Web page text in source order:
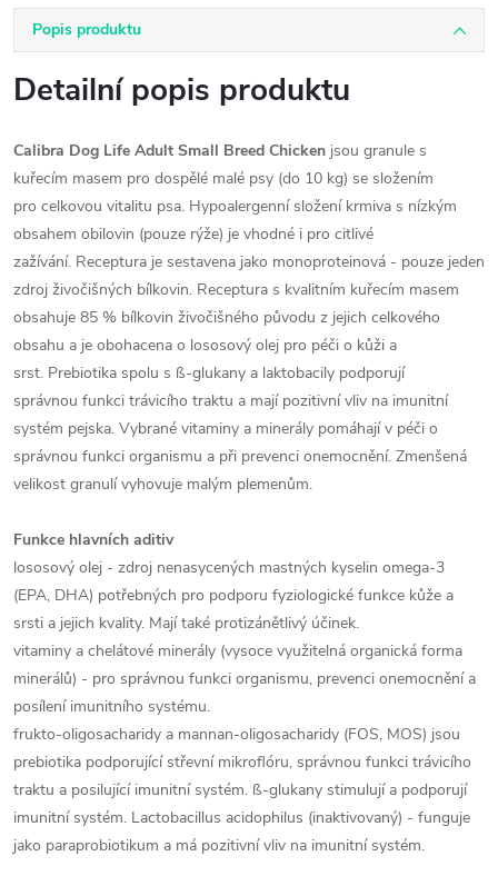
Popis produktu
Detailní popis produktu
Calibra Dog Life Adult Small Breed Chicken jsou granule s
kuřecím masem pro dospělé malé psy (do 10 kg) se složením
pro celkovou vitalitu psa. Hypoalergenní složení krmiva s nízkým
obsahem obilovin (pouze rýže) je vhodné i pro citlivé
zažívání. Receptura je sestavena jako monoproteinová - pouze jeden
zdroj živočišných bílkovin. Receptura s kvalitním kuřecím masem
obsahuje 85 % bílkovin živočišného původu z jejich celkového
obsahu a je obohacena o lososový olej pro péči o kůži a
srst. Prebiotika spolu s ß-glukany a laktobacily podporují
správnou funkci trávicího traktu a mají pozitivní vliv na imunitní
systém pejska. Vybrané vitaminy a minerály pomáhají v péči o
správnou funkci organismu a při prevenci onemocnění. Zmenšená
velikost granulí vyhovuje malým plemenům.
Funkce hlavních aditiv
lososový olej - zdroj nenasycených mastných kyselin omega-3
(EPA, DHA) potřebných pro podporu fyziologické funkce kůže a
srsti a jejich kvality. Mají také protizánětlivý účinek.
vitaminy a chelátové minerály (vysoce využitelná organická forma
minerálů) - pro správnou funkci organismu, prevenci onemocnění a
posílení imunitního systému.
frukto-oligosacharidy a mannan-oligosacharidy (FOS, MOS) jsou
prebiotika podporující střevní mikroflóru, správnou funkci trávicího
traktu a posilující imunitní systém. ß-glukany stimulují a podporují
imunitní systém. Lactobacillus acidophilus (inaktivovaný) - funguje
jako paraprobiotikum a má pozitivní vliv na imunitní systém.